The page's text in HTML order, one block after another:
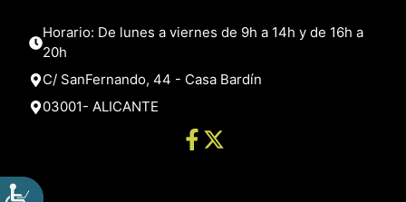
Horario: De lunes a viernes de 9h a 14h y de 16h a
20h
C/ SanFernando, 44 - Casa Bardín
03001- ALICANTE